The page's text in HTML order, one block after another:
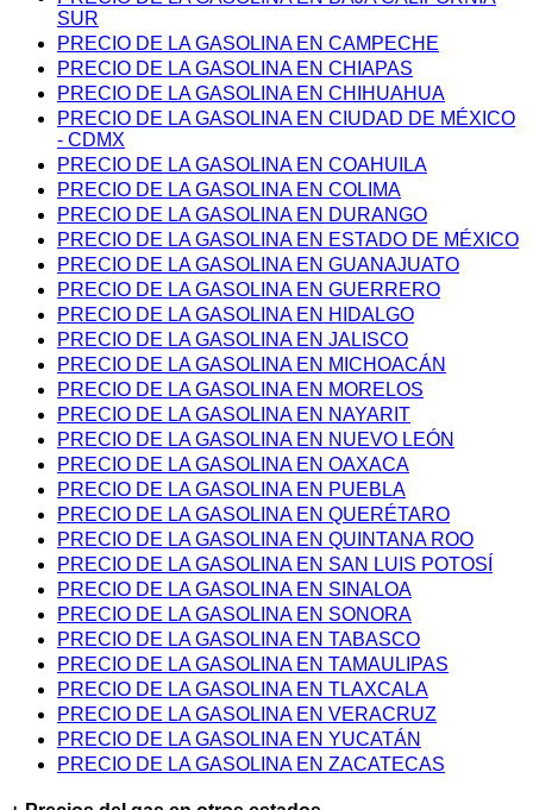
SUR
PRECIO DE LA GASOLINA EN CAMPECHE
PRECIO DE LA GASOLINA EN CHIAPAS
PRECIO DE LA GASOLINA EN CHIHUAHUA
PRECIO DE LA GASOLINA EN CIUDAD DE MÉXICO
- CDMX
PRECIO DE LA GASOLINA EN COAHUILA
PRECIO DE LA GASOLINA EN COLIMA
PRECIO DE LA GASOLINA EN DURANGO
PRECIO DE LA GASOLINA EN ESTADO DE MÉXICO
PRECIO DE LA GASOLINA EN GUANAJUATO
PRECIO DE LA GASOLINA EN GUERRERO
PRECIO DE LA GASOLINA EN HIDALGO
PRECIO DE LA GASOLINA EN JALISCO
PRECIO DE LA GASOLINA EN MICHOACÁN
PRECIO DE LA GASOLINA EN MORELOS
PRECIO DE LA GASOLINA EN NAYARIT
PRECIO DE LA GASOLINA EN NUEVO LEÓN
PRECIO DE LA GASOLINA EN OAXACA
PRECIO DE LA GASOLINA EN PUEBLA
PRECIO DE LA GASOLINA EN QUERÉTARO
PRECIO DE LA GASOLINA EN QUINTANA ROO
PRECIO DE LA GASOLINA EN SAN LUIS POTOSÍ
PRECIO DE LA GASOLINA EN SINALOA
PRECIO DE LA GASOLINA EN SONORA
PRECIO DE LA GASOLINA EN TABASCO
PRECIO DE LA GASOLINA EN TAMAULIPAS
PRECIO DE LA GASOLINA EN TLAXCALA
PRECIO DE LA GASOLINA EN VERACRUZ
PRECIO DE LA GASOLINA EN YUCATÁN
PRECIO DE LA GASOLINA EN ZACATECAS